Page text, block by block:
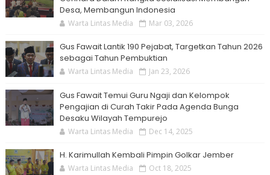
Desa, Membangun Indonesia
Warta Lintas Media Mar 03, 2026
Gus Fawait Lantik 190 Pejabat, Targetkan Tahun 2026
sebagai Tahun Pembuktian
Warta Lintas Media Jan 23, 2026
Gus Fawait Temui Guru Ngaji dan Kelompok
Pengajian di Curah Takir Pada Agenda Bunga
Desaku Wilayah Tempurejo
Warta Lintas Media Dec 14, 2025
H. Karimullah Kembali Pimpin Golkar Jember
Warta Lintas Media Oct 18, 2025